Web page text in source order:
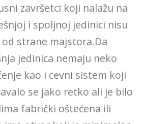
završetci koji nalažu na
i spoljnoj jedinici nisu
strane majstora.Da
jedinica nemaju neko
kao i cevni sistem koji
se jako retko ali je bilo
fabrički oštećena ili